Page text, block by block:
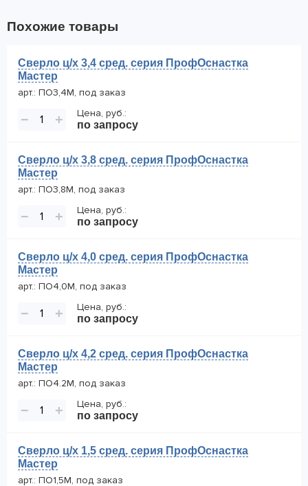
Похожие товары
Сверло ц/х 3,4 сред. серия ПрофОснастка
Мастер
арт.: ПО3,4М, под заказ
− +
Цена, руб.:
по запросу
Сверло ц/х 3,8 сред. серия ПрофОснастка
Мастер
арт.: ПО3,8М, под заказ
− +
Цена, руб.:
по запросу
Сверло ц/х 4,0 сред. серия ПрофОснастка
Мастер
арт.: ПО4,0М, под заказ
− +
Цена, руб.:
по запросу
Сверло ц/х 4,2 сред. серия ПрофОснастка
Мастер
арт.: ПО4.2М, под заказ
− +
Цена, руб.:
по запросу
Сверло ц/х 1,5 сред. серия ПрофОснастка
Мастер
арт.: ПО1,5М, под заказ